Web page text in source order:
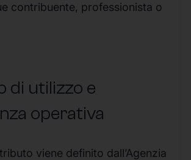
contribuente, professionista o
di utilizzo e
operativa
viene definito dall’Agenzia